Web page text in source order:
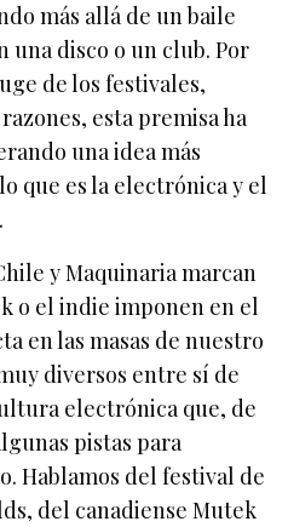
más allá de un baile
una disco o un club. Por
de los festivales,
esta premisa ha
una idea más
que es la electrónica y el
y Maquinaria marcan
o el indie imponen en el
en las masas de nuestro
diversos entre sí de
electrónica que, de
pistas para
Hablamos del festival de
del canadiense Mutek